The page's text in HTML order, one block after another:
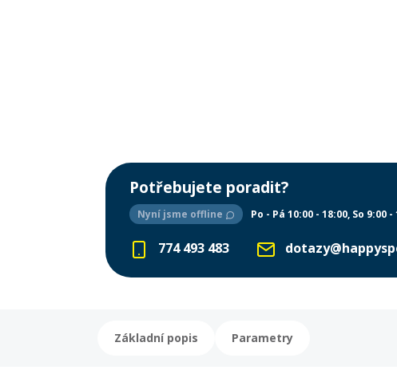
Potřebujete poradit?
Nyní jsme offline Po - Pá 10:00 - 18:00 So 9:00 -
774 493 483
Základní popis Parametry